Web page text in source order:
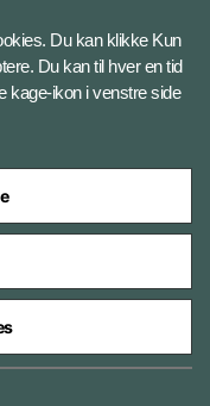
Du kan klikke Kun
Du kan til hver en tid
kage-ikon i venstre side